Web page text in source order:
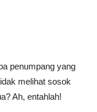
penumpang yang
melihat sosok
Ah, entahlah!